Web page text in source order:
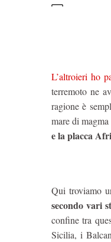
L’altroieri ho
terremoto ne
ragione è
mare di
e la placca
Qui troviamo
secondo vari
confine tra
Sicilia, i